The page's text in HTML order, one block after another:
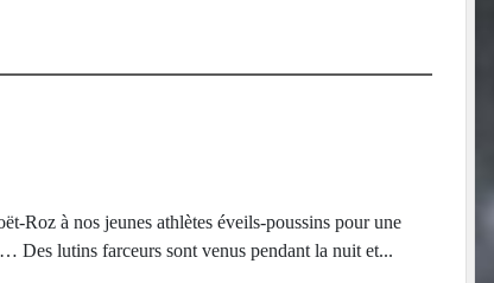
Roz à nos jeunes athlètes éveils-poussins pour une
Des lutins farceurs sont venus pendant la nuit et...